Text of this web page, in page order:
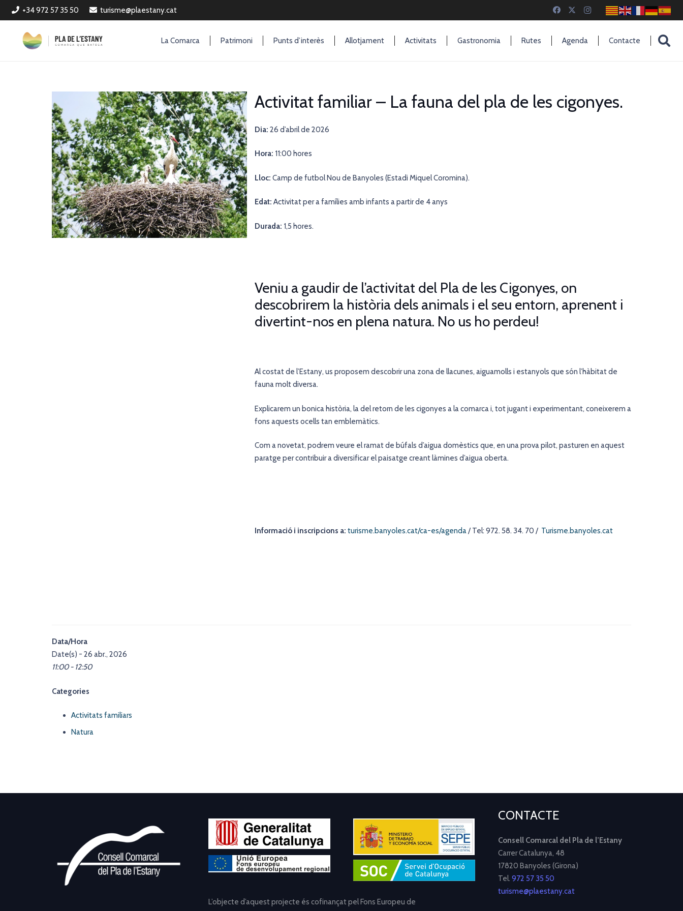
+34 972 57 35 50 turisme@plaestany.cat
La Comarca Patrimoni Punts d’interès Allotjament Activitats Gastronomia Rutes Agenda Contacte
Activitat familiar – La fauna del pla de les cigonyes.
Dia: 26 d’abril de 2026
Hora: 11:00 hores
Lloc: Camp de futbol Nou de Banyoles (Estadi Miquel Coromina).
Edat: Activitat per a famílies amb infants a partir de 4 anys
Durada: 1,5 hores.
Veniu a gaudir de l’activitat del Pla de les Cigonyes, on
descobrirem la història dels animals i el seu entorn, aprenent i
divertint-nos en plena natura. No us ho perdeu!
Al costat de l’Estany, us proposem descobrir una zona de llacunes, aiguamolls i estanyols que són l’hàbitat de
fauna molt diversa.
Explicarem un bonica història, la del retorn de les cigonyes a la comarca i, tot jugant i experimentant, coneixerem a
fons aquests ocells tan emblemàtics.
Com a novetat, podrem veure el ramat de búfals d’aigua domèstics que, en una prova pilot, pasturen en aquest
paratge per contribuir a diversificar el paisatge creant làmines d’aigua oberta.
Informació i inscripcions a: turisme.banyoles.cat/ca-es/agenda / Tel: 972. 58. 34. 70 / Turisme.banyoles.cat
Data/Hora
Date(s) - 26 abr., 2026
11:00 - 12:50
Categories
Activitats familiars
Natura
L’objecte d’aquest projecte és cofinançat pel Fons Europeu de
CONTACTE
Consell Comarcal del Pla de l’Estany
Carrer Catalunya, 48
17820 Banyoles (Girona)
Tel. 972 57 35 50
turisme@plaestany.cat